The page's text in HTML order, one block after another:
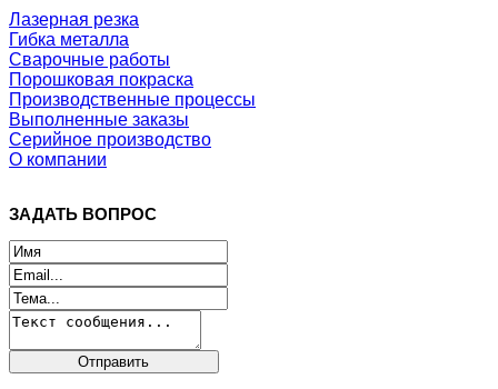
Лазерная резка
Гибка металла
Сварочные работы
Порошковая покраска
Производственные процессы
Выполненные заказы
Серийное производство
О компании
ЗАДАТЬ ВОПРОС